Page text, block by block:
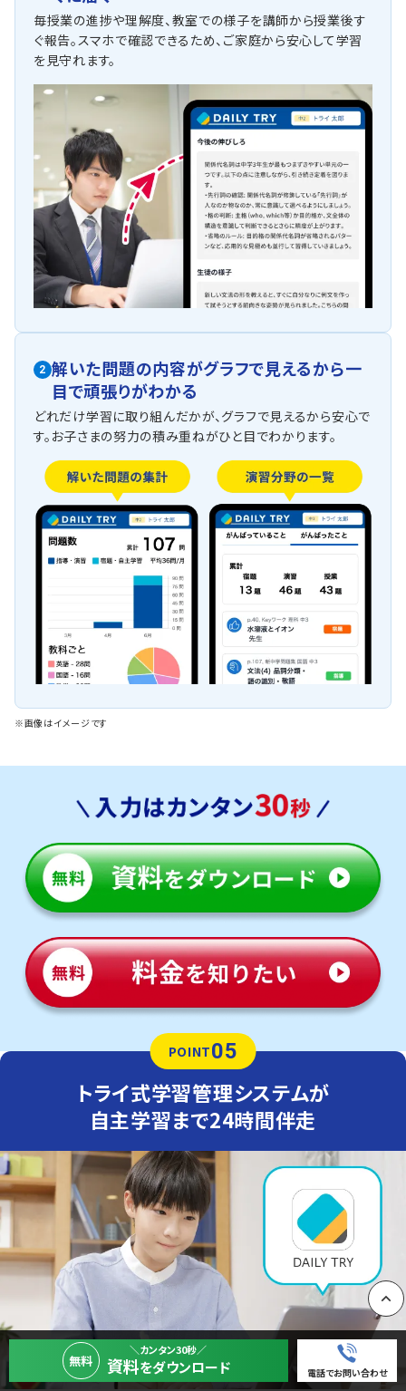
毎授業の進捗や理解度、教室での様子を講師から授業後す
ぐ報告。スマホで確認できるため、ご家庭から安心して学習
を見守れます。
2 解いた問題の内容がグラフで見えるから一
目で頑張りがわかる
どれだけ学習に取り組んだかが、グラフで見えるから安心で
す。お子さまの努力の積み重ねがひと目でわかります。
※画像はイメージです
POINT05
トライ式学習管理システムが
自主学習まで24時間伴走
無料
＼カンタン30秒／
資料をダウンロード 電話でお問い合わせ